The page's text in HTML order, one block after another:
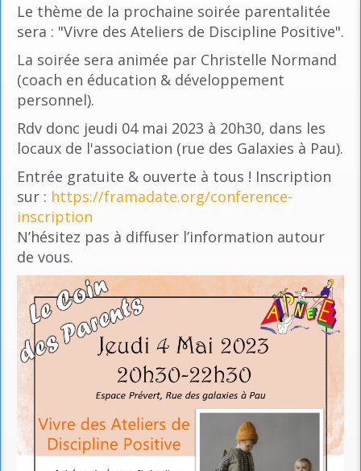
Le thème de la prochaine soirée parentalitée
sera : "Vivre des Ateliers de Discipline Positive".
La soirée sera animée par Christelle Normand
(coach en éducation & développement
personnel).
Rdv donc jeudi 04 mai 2023 à 20h30, dans les
locaux de l'association (rue des Galaxies à Pau).
Entrée gratuite & ouverte à tous ! Inscription
sur : https://framadate.org/conference-
inscription
N’hésitez pas à diffuser l’information autour
de vous.